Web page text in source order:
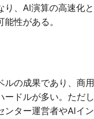
り、AI演算の高速化
性がある。
ルの成果であり、商
ードルが多い。ただ
ター運営者やAIイ